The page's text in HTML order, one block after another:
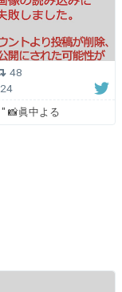
48
📸眞中よる